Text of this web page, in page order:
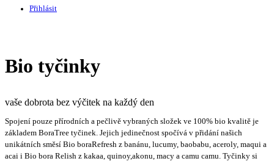
Přihlásit
Bio tyčinky
vaše dobrota bez výčitek na každý den
Spojení pouze přírodních a pečlivě vybraných složek ve 100% bio kvalitě je
základem BoraTree tyčinek. Jejich jedinečnost spočívá v přidání našich
unikátních směsí Bio boraRefresh z banánu, lucumy, baobabu, aceroly, maqui a
acai i Bio bora Relish z kakaa, quinoy,akonu, macy a camu camu. Tyčinky si